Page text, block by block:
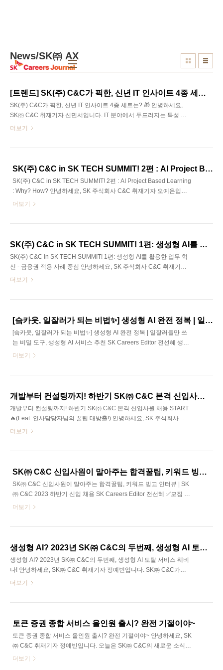
News/SK㈜ AX
[트렌드] SK(주) C&C가 픽한, 신년 IT 인사이트 4종 세트는? 🎁
SK(주) C&C가 픽한, 신년 IT 인사이트 4종 세트는? 🎁 안녕하세요,
SK㈜ C&C 취재기자 신민서입니다. IT 분야에서 두드러지는 특성 중
하나는 바로 ‘유동성’입니다. 이러한 특성은 기술 트렌드가 빠르게 변
수집하고 있습니다. 한편 개인이 발행한 콘텐츠뿐만 아니라, 기업이
주목하는 IT 트렌드에 대한 궁금증도 있으실 텐데요. SI 분야의 선두
주자인 SK㈜ C&C의 공식 홈페이지에서는 정기적으로 IT 트렌드에
관한 콘텐츠를 발행하며, IT 분야의 최신 동향을 주시하고 있습니다.
그렇다면, SK㈜..
더보기
SK(주) C&C in SK TECH SUMMIT! 2편 : AI Project Based Learning : Why? How?
SK(주) C&C in SK TECH SUMMIT! 2편 : AI Project Based Learning
: Why? How? 안녕하세요, SK 주식회사 C&C 취재기자 오예은입니
다. 오늘 기사는 SK㈜ C&C in SK TECH SUMMIT 두번째 편입니다.
들 중 두 분의 연사님을 섭외하여 인터뷰를 진행해보았습니다! 2편으
로는 를 주제로 발표해주신 곽노상 매니저님과의 인터뷰를 준비했습
니다. 곽노상 매니저님은 뇌공학 분야를 전공하시고 현재 데이터 분
석과 AI 모델링 업무를 맡고 계신데요,..
더보기
SK(주) C&C in SK TECH SUMMIT! 1편: 생성형 AI를 활용한 업무 혁신 - 금융권 적용 사례 중심
SK(주) C&C in SK TECH SUMMIT! 1편: 생성형 AI를 활용한 업무 혁
신 - 금융권 적용 사례 중심 안녕하세요, SK 주식회사 C&C 취재기자
오예은입니다. 2023년 11월 16일-17일 양일 간, 서울 코엑스(COEX)
신 현직자 분들의 강연이 총 10개로, AI, 빅데이터, 클라우드를 비롯해
여러 기술 분야에 대해 깊이 있는 지식을 쌓을 수 있는 시간이었습니
다. 해당 강연들 중 두 분의 연사님을 섭외하여 인터뷰를 진행해보았
습니다! 먼저 을 주제로 발표해주신 서대웅 매..
더보기
[슼카웃, 일잘러가 되는 비법✨] 생성형 AI 완전 정복 | 일잘러들만 쓰는 비밀 도구, 생성형 AI 서비스 추천
[슼카웃, 일잘러가 되는 비법✨] 생성형 AI 완전 정복 | 일잘러들만 쓰
는 비밀 도구, 생성형 AI 서비스 추천 SK Careers Editor 전선혜 생성
형 AI 시대에서 일잘러로 거듭나는 방법✨ 업무에 사용할만한 세 가지
더보기
개발부터 컨설팅까지! 하반기 SK㈜ C&C 본격 신입사원 채용 START🔥(Feat. 인사담당자님의 꿀팁 대방출!)
개발부터 컨설팅까지! 하반기 SK㈜ C&C 본격 신입사원 채용 START
🔥(Feat. 인사담당자님의 꿀팁 대방출!) 안녕하세요, SK 주식회사
C&C 취재기자 오예은입니다. SKCE로서 아주 좋은 소식을 들고 처음
채용 업무를 담당하시는 HR운영팀 윤도현 매니저님과의 알찬 인터
뷰도 준비했으니, 회사에 대한 이해와 이번 채용 꿀팁 많이 얻어가실
수 있길 바랍니다! 그럼 조금 더 자세한 이번 채용 이야기 확인하러 가
보실까요? SK Careers Editor 오예은 안녕하세요, 저는 SK (..
더보기
SK㈜ C&C 신입사원이 말아주는 합격꿀팁, 키워드 빙고 인터뷰 | SK㈜ C&C 2023 하반기 신입 채용
SK㈜ C&C 신입사원이 말아주는 합격꿀팁, 키워드 빙고 인터뷰 | SK
㈜ C&C 2023 하반기 신입 채용 SK Careers Editor 전선혜 ✅모집 기
간 : 2023년 9월 18일(월) 10:00 ~ 10월 3일(화) 23:59 ※ 지원서 최종
Analytics/Engineering, 공정 자동화 Engineering, 전략기획, 재무/회
계/구매, HRM, HRD, Ackerton Partners Consulting ​ ✅전형 안내 : 서
류전형(10월) - 필..
더보기
생성형 AI? 2023년 SK㈜ C&C의 두번째, 생성형 AI 토탈 서비스 웨비나!
생성형 AI? 2023년 SK㈜ C&C의 두번째, 생성형 AI 토탈 서비스 웨비
나! 안녕하세요, SK㈜ C&C 취재기자 정예빈입니다. SK㈜ C&C가
2023년도 두 번째 웨비나를 열었습니다! 주제는 바로 요즘 굉장히 핫
생성형 AI 기반의 토탈 서비스를 런칭했다고 합니다. 이는 보다 많은
기업들이 생성형 AI를 비즈니스에 잘 활용할 수 있는 방안을 제시했다
는 점에서 큰 의미가 있는데요. 그렇다면 본격적으로 서비스에 대한
웨비나와 그 후기를 들려드리겠습니다~! 가보시죠 SK Careers Edi..
더보기
토큰 증권 종합 서비스 올인원 출시? 완전 기절이야~
토큰 증권 종합 서비스 올인원 출시? 완전 기절이야~ 안녕하세요, SK
㈜ C&C 취재기자 정예빈입니다. 오늘은 SK㈜ C&C의 새로운 소식을
전해드리러 왔어요. 바로바로 토큰 증권 종합 서비스 ‘ST 올인원(All
더보기